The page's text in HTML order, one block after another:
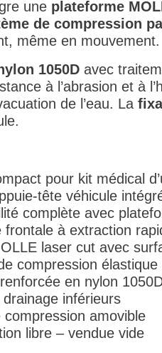
une plateforme
de compression
même en mouvement.
1050D avec
à l’abrasion et à
de l’eau. La
pour kit médical
tête véhicule
complète avec
frontale à extraction
laser cut avec
compression élastique
en nylon
inférieurs
compression amovible
libre – vendue vide